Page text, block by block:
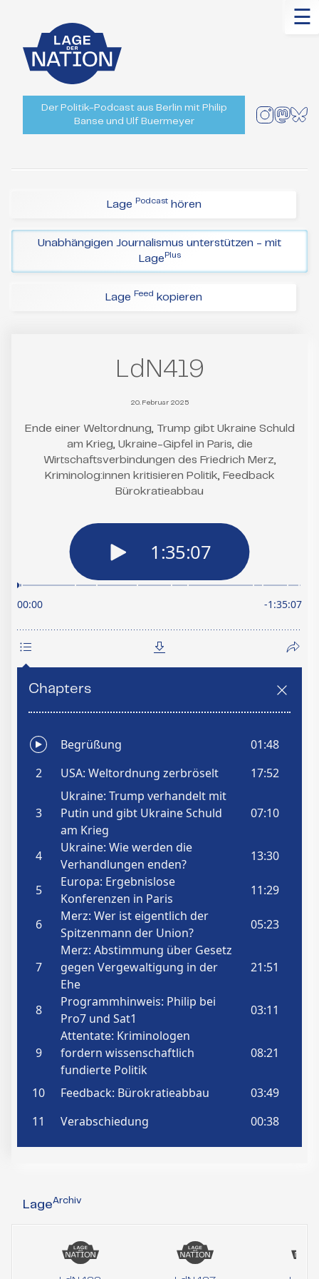
☰
Der Politik-Podcast aus Berlin mit Philip
Banse und Ulf Buermeyer
Lage Podcasthören
Unabhängigen Journalismus unterstützen - mit
Lage Plus
Lage Feed kopieren
LdN419
20. Februar 2025
Ende einer Weltordnung, Trump gibt Ukraine Schuld
am Krieg, Ukraine-Gipfel in Paris, die
Wirtschaftsverbindungen des Friedrich Merz,
Kriminolog:innen kritisieren Politik, Feedback
Bürokratieabbau
LageArchiv